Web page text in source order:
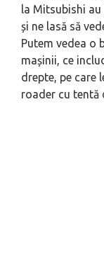
la Mitsubishi
și ne lasă să
Putem vedea o
mașinii, ce
drepte, pe care
roader cu tentă